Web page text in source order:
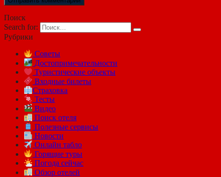
Поиск
Search for:
Рубрики
Советы
Достопримечательности
Туристические объекты
Входные билеты
Страховка
Тесты
Видео
Поиск отеля
Полезные сервисы
Новости
Онлайн табло
Горящие туры
Погода сейчас
Обзор отелей